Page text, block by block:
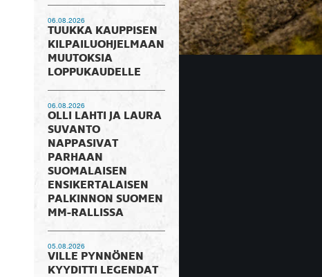
06.08.2026
TUUKKA KAUPPISEN
KILPAILUOHJELMAAN
MUUTOKSIA
LOPPUKAUDELLE
06.08.2026
OLLI LAHTI JA LAURA
SUVANTO
NAPPASIVAT
PARHAAN
SUOMALAISEN
ENSIKERTALAISEN
PALKINNON SUOMEN
MM-RALLISSA
05.08.2026
VILLE PYNNÖNEN
KYYDITTI LEGENDAT